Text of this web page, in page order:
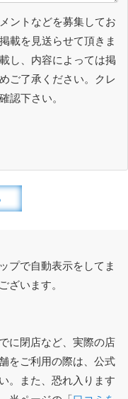
ントなどを募集してお
載を見送らせて頂きま
し、内容によっては掲
ご了承ください。クレ
認下さい。
プで自動表示をしてま
ざいます。
に閉店など、実際の店
をご利用の際は、公式
。また、恐れ入ります